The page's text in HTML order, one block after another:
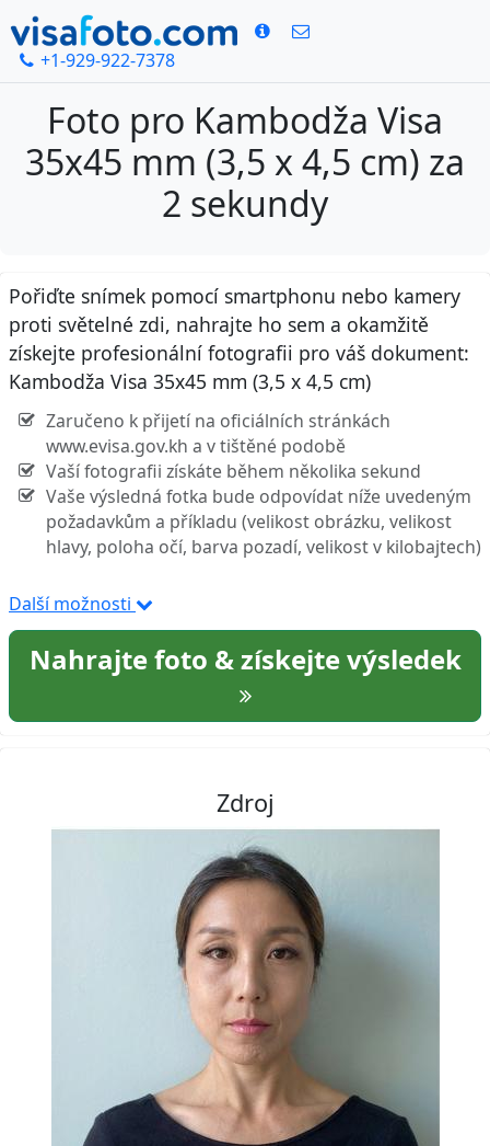
+1-929-922-7378
Foto pro Kambodža Visa
35x45 mm (3,5 x 4,5 cm) za
2 sekundy
Pořiďte snímek pomocí smartphonu nebo kamery
proti světelné zdi, nahrajte ho sem a okamžitě
získejte profesionální fotografii pro váš dokument:
Kambodža Visa 35x45 mm (3,5 x 4,5 cm)
Zaručeno k přijetí na oficiálních stránkách
www.evisa.gov.kh a v tištěné podobě
Vaší fotografii získáte během několika sekund
Vaše výsledná fotka bude odpovídat níže uvedeným
požadavkům a příkladu (velikost obrázku, velikost
hlavy, poloha očí, barva pozadí, velikost v kilobajtech)
Další možnosti
Nahrajte foto & získejte výsledek
Zdroj